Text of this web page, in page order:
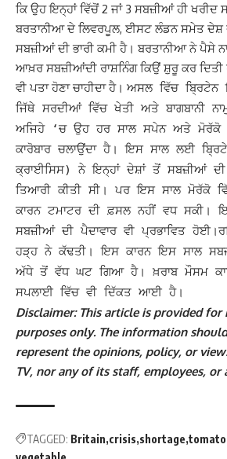
ਕਿ ਉਹ ਇਨ੍ਹਾਂ ਵਿੱਚੋਂ 2 ਜਾਂ 3 ਸਬਜ਼ੀਆਂ ਹੀ ਖਰੀਦ
ਬਰਤਾਨੀਆ ਦੇ ਲਿਵਰਪੂਲ, ਈਸਟ ਲੰਡਨ ਸਮੇਤ ਦੇਸ਼
ਸਬਜ਼ੀਆਂ ਦੀ ਭਾਰੀ ਕਮੀ ਹੈ। ਬਰਤਾਨੀਆ ਨੇ ਪੈਸੇ
ਆਖ਼ਰ ਸਬਜ਼ੀਆਂਦੀ ਰਾਸ਼ਨਿੰਗ ਕਿਉਂ ਸ਼ੁਰੂ ਕਰ ਦਿਤੀ
ਵੀ ਪਤਾ ਹੋਣਾ ਚਾਹੀਦਾ ਹੈ। ਅਸਲ ਵਿੱਚ
ਜਿੱਥੇ ਸਰਦੀਆਂ ਵਿੱਚ ਖੇਤੀ ਅਤੇ ਬਾਗਬਾਨੀ
ਅਜਿਹੇ ‘ਚ ਉਹ ਹਰ ਸਾਲ ਸਪੇਨ ਅਤੇ ਮੋਰੱਕੋ
ਕਾਰੋਬਾਰ ਚਲਾਉਂਦਾ ਹੈ।ਇਸ ਸਾਲ ਲਈ
ਕ੍ਰਾਈਸਿਸ) ਨੇ ਇਨ੍ਹਾਂ ਦੇਸ਼ਾਂ ਤੋਂ ਸਬਜ਼ੀਆਂ
ਤਿਆਰੀ ਕੀਤੀ ਸੀ। ਪਰ ਇਸ ਸਾਲ ਮੋਰੱਕੋ
ਕਾਰਨ ਟਮਾਟਰ ਦੀ ਫ਼ਸਲ ਨਹੀਂ ਵਧ ਸਕੀ।
ਸਬਜ਼ੀਆਂ ਦੀ ਪੈਦਾਵਾਰ ਵੀ ਪ੍ਰਭਾਵਿਤ
ਹੜ੍ਹ ਨੇ ਕੱਢਤੀ।
ਇਸ ਕਾਰਨ ਇਸ ਸਾਲ
ਅੱਧੇ ਤੋਂ ਵੱਧ ਘਟ ਗਿਆ ਹੈ। ਖ਼ਰਾਬ ਮੌਸਮ
ਸਪਲਾਈ ਵਿੱਚ ਵੀ ਦਿੱਕਤ ਆਈ ਹੈ।
Disclaimer: This article is provided
purposes only. The information
represent the opinions, policy, or
TV, nor any of its staff, employees, or
TAGGED: Britain crisis shortage tomato